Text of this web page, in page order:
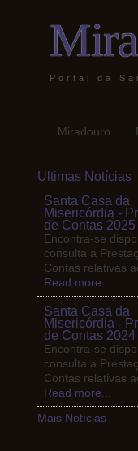
Portal da
Miradouro
Ultimas Notícias
Santa Casa da
Misericórdia -
de Contas 2025
Encontra-se
consulta a
Contas relativas
Read more...
Santa Casa da
Misericórdia -
de Contas 2024
Encontra-se
consulta a
Contas relativas
Read more...
Mais Notícias